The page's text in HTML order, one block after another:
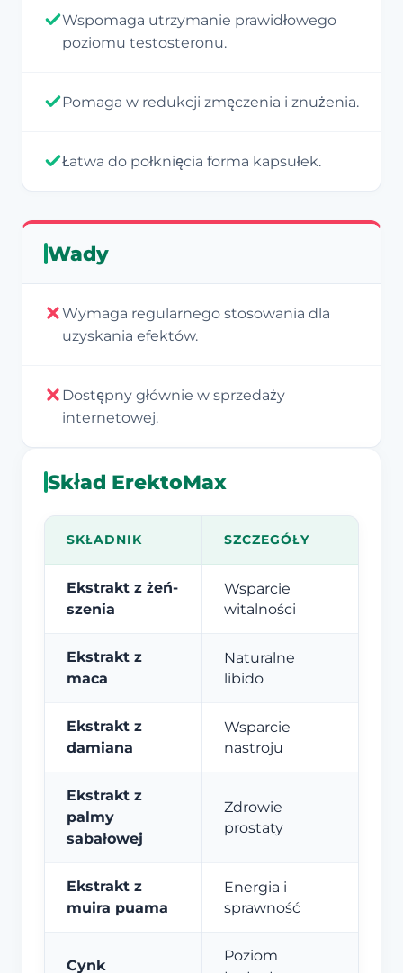
Wspomaga utrzymanie prawidłowego
poziomu testosteronu.
Pomaga w redukcji zmęczenia i znużenia.
Łatwa do połknięcia forma kapsułek.
Wady
Wymaga regularnego stosowania dla
uzyskania efektów.
Dostępny głównie w sprzedaży
internetowej.
Skład ErektoMax
SKŁADNIK SZCZEGÓŁY
Ekstrakt z żeń-
szenia
Wsparcie
witalności
Ekstrakt z
maca
Naturalne
libido
Ekstrakt z
damiana
Wsparcie
nastroju
Ekstrakt z
palmy
sabałowej
Zdrowie
prostaty
Ekstrakt z
muira puama
Energia i
sprawność
Cynk
Poziom